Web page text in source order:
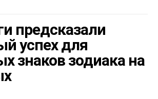
предсказали
успех для
знаков зодиака на